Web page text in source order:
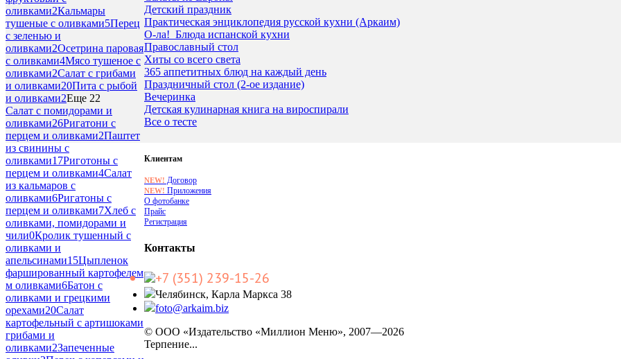
оливками2Кальмары
тушеные с оливками5Перец
с зеленью и
оливками2Осетрина паровая
с оливками4Мясо тушеное с
оливками2Салат с грибами
и оливками20Пита с рыбой
и оливками2Еще 22
Салат с помидорами и
оливками26Ригатони с
перцем и оливками2Паштет
из свинины с
оливками17Риготоны с
перцем и оливками4Салат
из кальмаров с
оливками6Ригатоны с
перцем и оливками7Хлеб с
оливками, помидорами и
чили0Кролик тушенный с
оливками и
апельсинами15Цыпленок
фаршированный картофелем
м оливками6Батон с
оливками и грецкими
орехами20Салат
картофельный с артишоками
грибами и
оливками2Запеченные
Детский праздник
Практическая энциклопедия русской кухни (Аркаим)
О-ла!_Блюда испанской кухни
Православный стол
Хиты со всего света
365 аппетитных блюд на каждый день
Праздничный стол (2-ое издание)
Вечеринка
Детская кулинарная книга на вироспирали
Все о тесте
Клиентам
NEW! Договор
NEW! Приложения
О фотобанке
Прайс
Регистрация
Контакты
+7 (351) 239-15-26
Челябинск, Карла Маркса 38
foto@arkaim.biz
© ООО «Издательство «Миллион Меню», 2007—2026
Терпение...